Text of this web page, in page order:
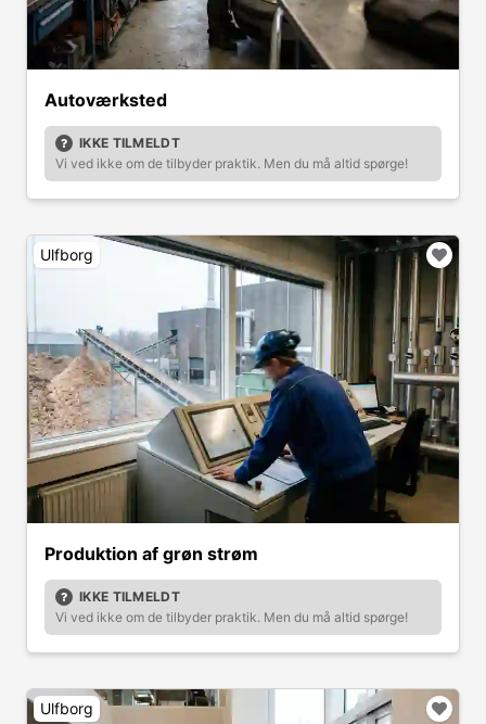
Autoværksted
IKKE TILMELDT
Vi ved ikke om de tilbyder praktik. Men du må altid spørge!
Ulfborg
Produktion af grøn strøm
IKKE TILMELDT
Vi ved ikke om de tilbyder praktik. Men du må altid spørge!
Ulfborg